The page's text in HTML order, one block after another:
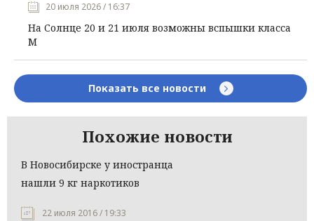
20 июля 2026 / 16:37
На Солнце 20 и 21 июля возможны вспышки класса
М
Показать все новости
Похожие новости
В Новосибирске у иностранца
нашли 9 кг наркотиков
22 июля 2016 / 19:33